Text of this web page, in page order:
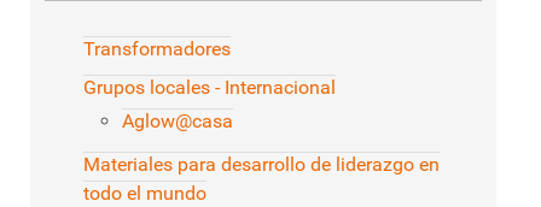
Transformadores
Grupos locales - Internacional
Aglow@casa
Materiales para desarrollo de liderazgo en
todo el mundo